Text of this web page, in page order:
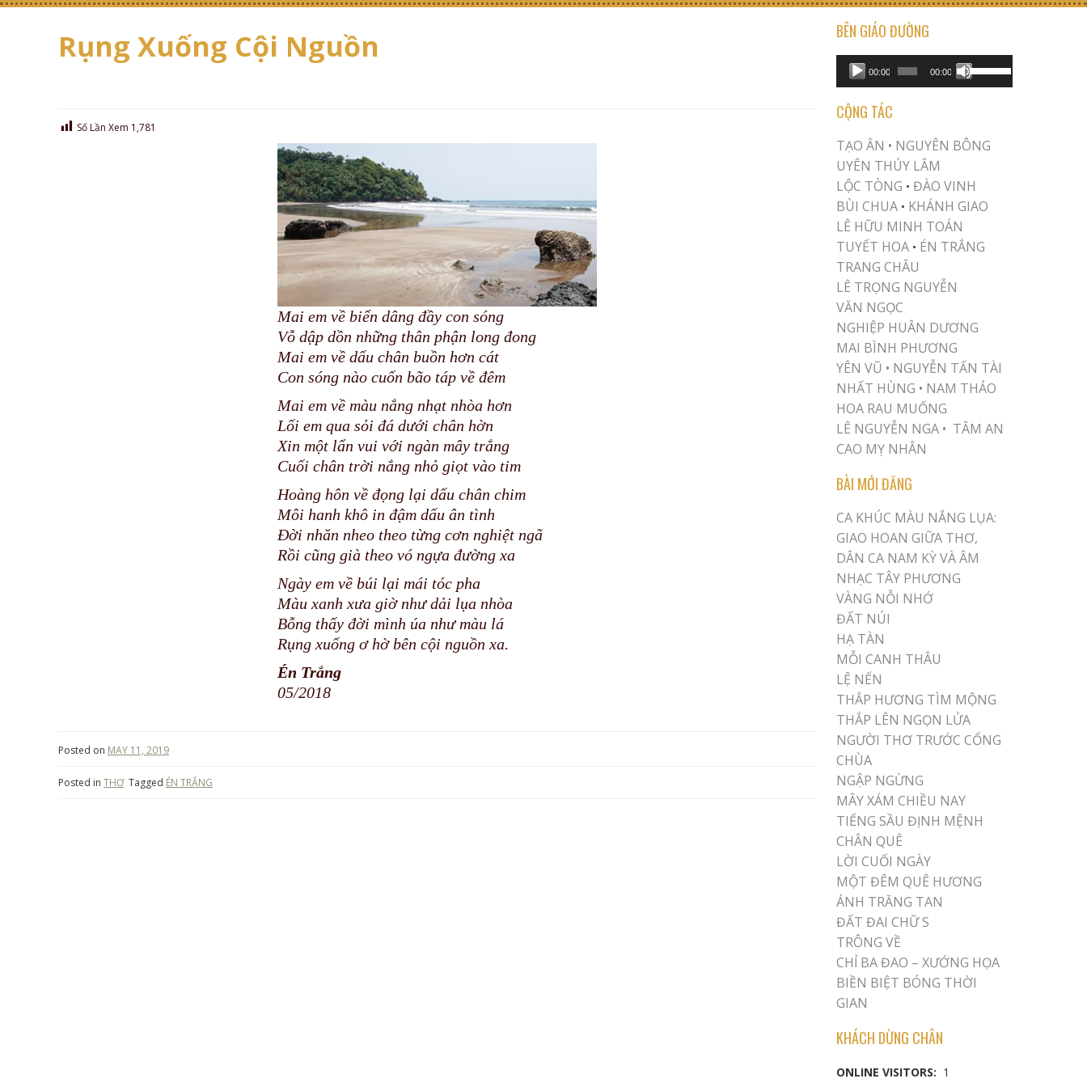
Rụng Xuống Cội Nguồn
Số Lần Xem 1,781
Mai em về biển dâng đầy con sóng
Vỗ dập dồn những thân phận long đong
Mai em về dấu chân buồn hơn cát
Con sóng nào cuốn bão táp về đêm
Mai em về màu nắng nhạt nhòa hơn
Lối em qua sỏi đá dưới chân hờn
Xin một lẩn vui với ngàn mây trắng
Cuối chân trời nắng nhỏ giọt vào tim
Hoàng hôn về đọng lại dấu chân chim
Môi hanh khô in đậm dấu ân tình
Đời nhăn nheo theo từng cơn nghiệt ngã
Rồi cũng già theo vó ngựa đường xa
Ngày em về búi lại mái tóc pha
Màu xanh xưa giờ như dải lụa nhòa
Bỗng thấy đời mình úa như màu lá
Rụng xuống ơ hờ bên cội nguồn xa.
Én Trắng
05/2018
Posted on MAY 11, 2019
Posted in THƠ Tagged ÉN TRẮNG
BÊN GIÁO ĐƯỜNG
Audio
Player
00:00 00:00
USE UP/DOWN ARROW KEYS TO INCREASE OR DECREASE VOLUME.
CỘNG TÁC
TẠO ÂN • NGUYÊN BÔNG
UYÊN THÚY LÂM
LỘC TÒNG •ĐÀO VINH
BÙI CHUA • KHÁNH GIAO
LÊ HỮU MINH TOÁN
TUYẾT HOA • ÉN TRẮNG
TRANG CHÂU
LÊ TRỌNG NGUYỄN
VĂN NGỌC
NGHIỆP HUÂN DƯƠNG
MAI BÌNH PHƯƠNG
YÊN VŨ • NGUYỄN TẤN TÀI
NHẤT HÙNG • NAM THẢO
HOA RAU MUỐNG
LÊ NGUYỄN NGA • TÂM AN
CAO MỴ NHÂN
BÀI MỚI ĐĂNG
CA KHÚC MÀU NẮNG LỤA:
GIAO HOAN GIỮA THƠ,
DÂN CA NAM KỲ VÀ ÂM
NHẠC TÂY PHƯƠNG
VÀNG NỖI NHỚ
ĐẤT NÚI
HẠ TÀN
MỖI CANH THÂU
LỆ NẾN
THẮP HƯƠNG TÌM MỘNG
THẮP LÊN NGỌN LỬA
NGƯỜI THƠ TRƯỚC CỔNG
CHÙA
NGẬP NGỪNG
MÂY XÁM CHIỀU NAY
TIẾNG SẦU ĐỊNH MỆNH
CHÂN QUÊ
LỜI CUỐI NGÀY
MỘT ĐÊM QUÊ HƯƠNG
ÁNH TRĂNG TAN
ĐẤT ĐAI CHỮ S
TRÔNG VỀ
CHỈ BA ĐAO – XƯỚNG HỌA
BIỀN BIỆT BÓNG THỜI
GIAN
KHÁCH DỪNG CHÂN
ONLINE VISITORS: 1